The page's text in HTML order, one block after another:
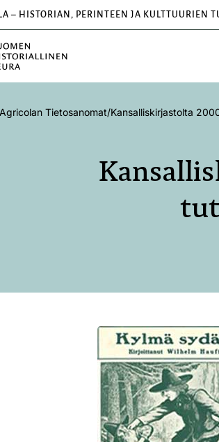
– HISTORIAN, PERINTEEN JA KULTTUURIEN
Agricolan Tietosanomat/Kansalliskirjastolta